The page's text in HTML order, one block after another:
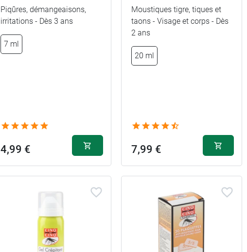
Piqûres, démangeaisons,
irritations - Dès 3 ans
7 ml
4,99 €
Moustiques tigre, tiques et
taons - Visage et corps - Dès
2 ans
20 ml
7,99 €